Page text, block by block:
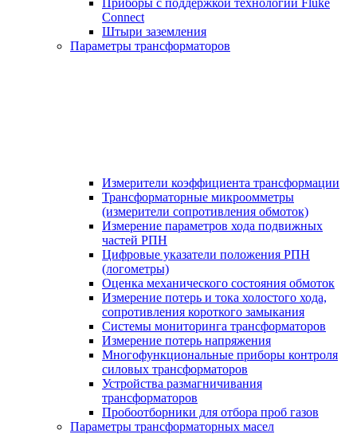
Приборы с поддержкой технологии Fluke
Connect
Штыри заземления
Параметры трансформаторов
Измерители коэффициента трансформации
Трансформаторные микроомметры
(измерители сопротивления обмоток)
Измерение параметров хода подвижных
частей РПН
Цифровые указатели положения РПН
(логометры)
Оценка механического состояния обмоток
Измерение потерь и тока холостого хода,
сопротивления короткого замыкания
Системы мониторинга трансформаторов
Измерение потерь напряжения
Многофункциональные приборы контроля
силовых трансформаторов
Устройства размагничивания
трансформаторов
Пробоотборники для отбора проб газов
Параметры трансформаторных масел